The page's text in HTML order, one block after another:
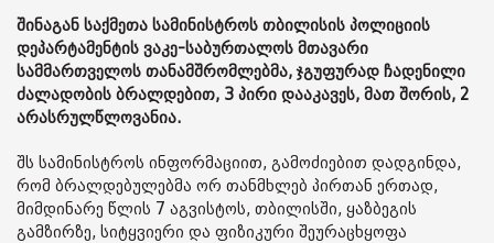
შინაგან საქმეთა სამინისტროს თბილისის პოლიციის
დეპარტამენტის ვაკე-საბურთალოს მთავარი
სამმართველოს თანამშრომლებმა, ჯგუფურად ჩადენილი
ძალადობის ბრალდებით, 3 პირი დააკავეს, მათ შორის, 2
არასრულწლოვანია.
შს სამინისტროს ინფორმაციით, გამოძიებით დადგინდა,
რომ ბრალდებულებმა ორ თანმხლებ პირთან ერთად,
მიმდინარე წლის 7 აგვისტოს, თბილისში, ყაზბეგის
გამზირზე, სიტყვიერი და ფიზიკური შეურაცხყოფა